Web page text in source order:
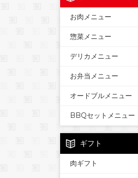
お肉メニュー
惣菜メニュー
デリカメニュー
お弁当メニュー
オードブルメニュー
BBQセットメニュー
ギフト
肉ギフト